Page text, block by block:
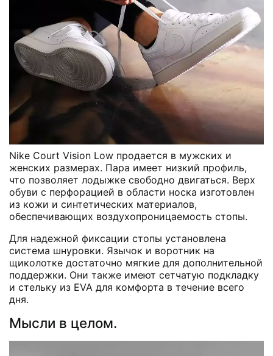
Nike Court Vision Low продается в мужских и
женских размерах. Пара имеет низкий профиль,
что позволяет лодыжке свободно двигаться. Верх
обуви с перфорацией в области носка изготовлен
из кожи и синтетических материалов,
обеспечивающих воздухопроницаемость стопы.
Для надежной фиксации стопы установлена
система шнуровки. Язычок и воротник на
щиколотке достаточно мягкие для дополнительной
поддержки. Они также имеют сетчатую подкладку
и стельку из EVA для комфорта в течение всего
дня.
Мысли в целом.